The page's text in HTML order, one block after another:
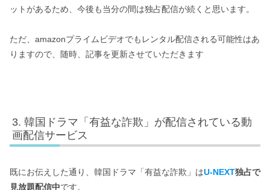
ットがあるため、今後も当分の間は独占配信が続くと思います。
ただ、amazonプライムビデオでもレンタル配信される可能性はあ
りますので、随時、記事を更新させていただきます
韓国ドラマ「有益な詐欺」が配信されている動
画配信サービス
既にお伝えした通り、韓国ドラマ「有益な詐欺」はU-NEXT独占で
見放題配信中です。